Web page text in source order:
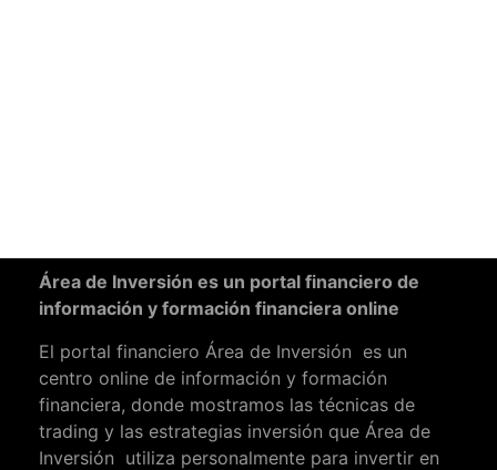
Área de Inversión es un portal financiero de
información y formación financiera online
El portal financiero Área de Inversión es un
centro online de información y formación
financiera, donde mostramos las técnicas de
trading y las estrategias inversión que Área de
Inversión utiliza personalmente para invertir en